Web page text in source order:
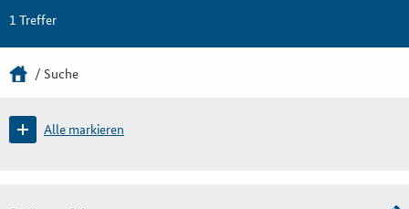
1 Treffer
Suche
Alle markieren